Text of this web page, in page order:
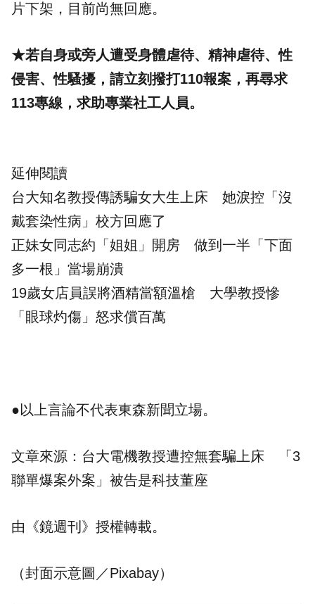
片下架，目前尚無回應。
★若自身或旁人遭受身體虐待、精神虐待、性
侵害、性騷擾，請立刻撥打110報案，再尋求
113專線，求助專業社工人員。
延伸閱讀
台大知名教授傳誘騙女大生上床 她淚控「沒
戴套染性病」校方回應了
正妹女同志約「姐姐」開房 做到一半「下面
多一根」當場崩潰
19歲女店員誤將酒精當額溫槍 大學教授慘
「眼球灼傷」怒求償百萬
●以上言論不代表東森新聞立場。
文章來源： 台大電機教授遭控無套騙上床 「3
聯單爆案外案」被告是科技董座
由《鏡週刊》授權轉載。
（封面示意圖／Pixabay）